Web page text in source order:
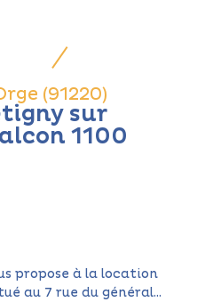
(91220)
sur
1100
propose à la location
au 7 rue du général...